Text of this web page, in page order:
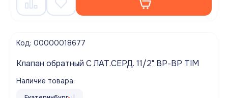
Код: 00000018677
Клапан обратный С ЛАТ.СЕРД. 11/2" ВР-ВР TIM
Наличие товара: